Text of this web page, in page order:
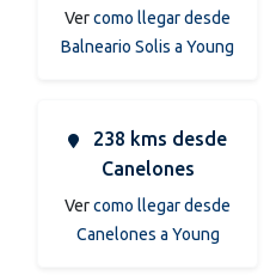
Vercomo llegar desde
Balneario Solis a Young
238 kms desde
Canelones
Vercomo llegar desde
Canelones a Young